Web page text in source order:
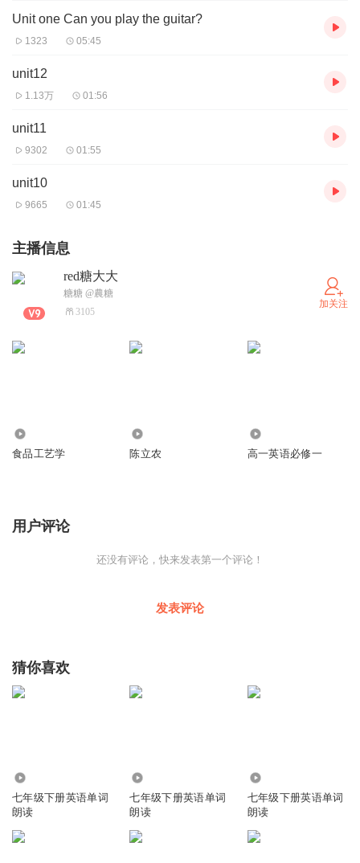
Unit one Can you play the guitar?
1323 05:45
unit12
1.13万 01:56
unit11
9302 01:55
unit10
9665 01:45
主播信息
red糖大大
糖糖 @農糖
3105
加关注
食品工艺学 陈立农 高一英语必修一
用户评论
还没有评论，快来发表第一个评论！
发表评论
猜你喜欢
七年级下册英语单词
朗读
七年级下册英语单词
朗读
七年级下册英语单词
朗读